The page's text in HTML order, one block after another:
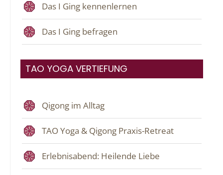
Das I Ging kennenlernen
Das I Ging befragen
TAO YOGA VERTIEFUNG
Qigong im Alltag
TAO Yoga & Qigong Praxis-Retreat
Erlebnisabend: Heilende Liebe